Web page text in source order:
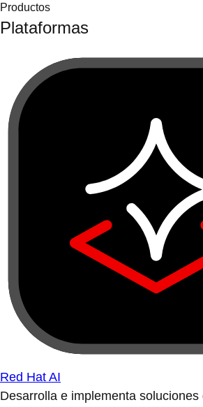
Productos
Plataformas
Red Hat AI
Desarrolla e implementa